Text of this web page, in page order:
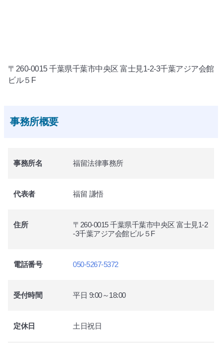
〒260-0015 千葉県千葉市中央区 富士見1-2-3千葉アジア会館
ビル５F
事務所概要
事務所名 福留法律事務所
代表者 福留 謙悟
住所
〒260-0015 千葉県千葉市中央区 富士見1-2
-3千葉アジア会館ビル５F
電話番号 050-5267-5372
受付時間 平日 9:00～18:00
定休日 土日祝日